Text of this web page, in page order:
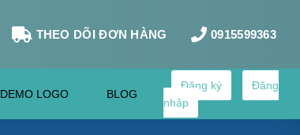
THEO DÕI ĐƠN HÀNG 0915599363
DEMO LOGO BLOG
Đăng ký
Đăng
nhập